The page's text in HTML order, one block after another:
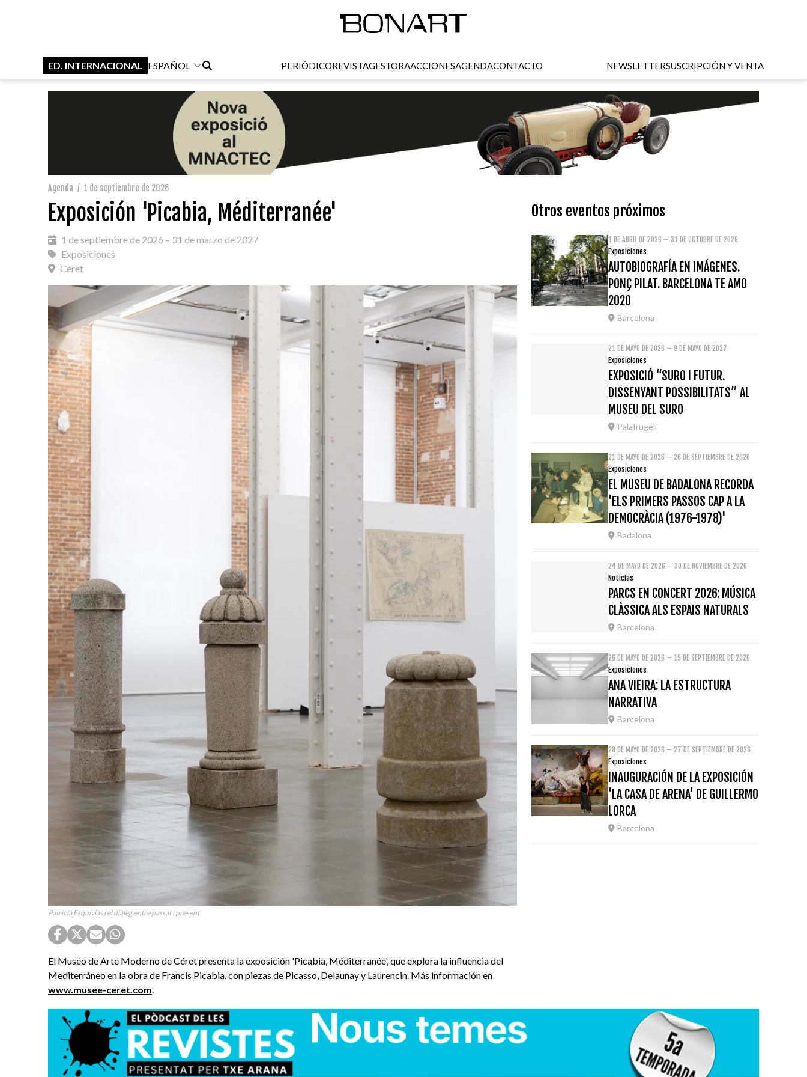
ED. INTERNACIONAL ESPAÑOL PERIÓDICOREVISTAGESTORAACCIONESAGENDACONTACTO NEWSLETTERSUSCRIPCIÓN Y VENTA
Agenda / 1 de septiembre de 2026
Exposición 'Picabia, Méditerranée'
1 de septiembre de 2026 – 31 de marzo de 2027
Exposiciones
Céret
Patricia Esquivias i el diàleg entre passat i present
El Museo de Arte Moderno de Céret presenta la exposición 'Picabia, Méditerranée', que explora la influencia del
Mediterráneo en la obra de Francis Picabia, con piezas de Picasso, Delaunay y Laurencin. Más información en
www.musee-ceret.com.
Otros eventos próximos
1 DE ABRIL DE 2026 – 31 DE OCTUBRE DE 2026
Exposiciones
AUTOBIOGRAFÍA EN IMÁGENES.
PONÇ PILAT. BARCELONA TE AMO
2020
Barcelona
21 DE MAYO DE 2026 – 9 DE MAYO DE 2027
Exposiciones
EXPOSICIÓ “SURO I FUTUR.
DISSENYANT POSSIBILITATS” AL
MUSEU DEL SURO
Palafrugell
21 DE MAYO DE 2026 – 26 DE SEPTIEMBRE DE 2026
Exposiciones
EL MUSEU DE BADALONA RECORDA
'ELS PRIMERS PASSOS CAP A LA
DEMOCRÀCIA (1976-1978)'
Badalona
24 DE MAYO DE 2026 – 30 DE NOVIEMBRE DE 2026
Noticias
PARCS EN CONCERT 2026: MÚSICA
CLÀSSICA ALS ESPAIS NATURALS
Barcelona
26 DE MAYO DE 2026 – 19 DE SEPTIEMBRE DE 2026
Exposiciones
ANA VIEIRA: LA ESTRUCTURA
NARRATIVA
Barcelona
28 DE MAYO DE 2026 – 27 DE SEPTIEMBRE DE 2026
Exposiciones
INAUGURACIÓN DE LA EXPOSICIÓN
'LA CASA DE ARENA' DE GUILLERMO
LORCA
Barcelona